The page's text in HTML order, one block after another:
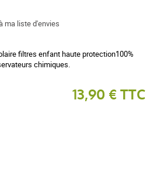
filtres enfant haute protection100%
chimiques.
13,90 € TTC
ma liste d'envies